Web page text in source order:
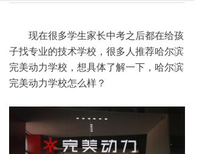
现在很多学生家长中考之后都在给孩
子找专业的技术学校，很多人推荐哈尔滨
完美动力学校，想具体了解一下，哈尔滨
完美动力学校怎么样？